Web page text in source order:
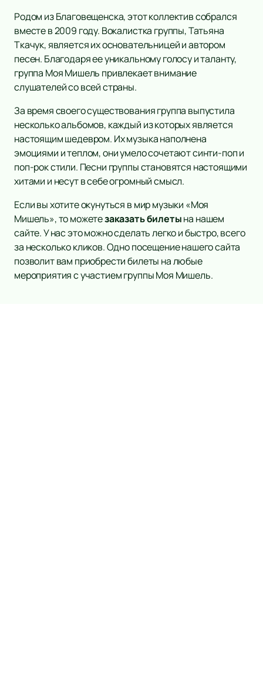
Родом из Благовещенска, этот коллектив собрался
вместе в 2009 году. Вокалистка группы, Татьяна
Ткачук, является их основательницей и автором
песен. Благодаря ее уникальному голосу и таланту,
группа Моя Мишель привлекает внимание
слушателей со всей страны.
За время своего существования группа выпустила
несколько альбомов, каждый из которых является
настоящим шедевром. Их музыка наполнена
эмоциями и теплом, они умело сочетают синти-поп и
поп-рок стили. Песни группы становятся настоящими
хитами и несут в себе огромный смысл.
Если вы хотите окунуться в мир музыки «Моя
Мишель», то можетезаказать билетына нашем
сайте. У нас это можно сделать легко и быстро, всего
за несколько кликов. Одно посещение нашего сайта
позволит вам приобрести билеты на любые
мероприятия с участием группы Моя Мишель.